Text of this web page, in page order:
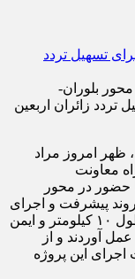
بلوران-
تردد زائران اربعین
ظهر امروز مراد
معاونت
حضور در محور
پیشرفت و اجرای
عملیات روکش آسفالت کریدور راه کربلا ه طول ۱۰ کیلومتر و ایمن
آوردند و از
این پروژه